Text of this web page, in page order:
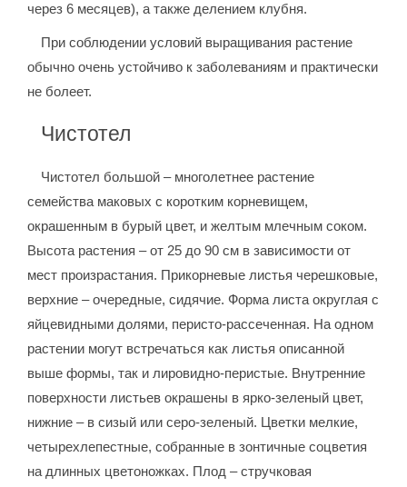
через 6 месяцев), а также делением клубня.
При соблюдении условий выращивания растение
обычно очень устойчиво к заболеваниям и практически
не болеет.
Чистотел
Чистотел большой – многолетнее растение
семейства маковых с коротким корневищем,
окрашенным в бурый цвет, и желтым млечным соком.
Высота растения – от 25 до 90 см в зависимости от
мест произрастания. Прикорневые листья черешковые,
верхние – очередные, сидячие. Форма листа округлая с
яйцевидными долями, перисто-рассеченная. На одном
растении могут встречаться как листья описанной
выше формы, так и лировидно-перистые. Внутренние
поверхности листьев окрашены в ярко-зеленый цвет,
нижние – в сизый или серо-зеленый. Цветки мелкие,
четырехлепестные, собранные в зонтичные соцветия
на длинных цветоножках. Плод – стручковая